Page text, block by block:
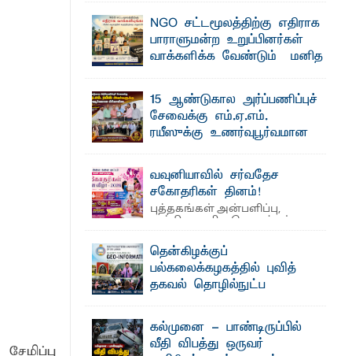
பறிமுதல்
நவீன தொழில்நுட்பமும்
யானைகள்
தங்கப்பதக்கங்கள்,
ஆலோசனைக் கூட்டம்
ஆரம்பம்
தெ ன்கிழக்குப் பல்கலைக்கழகத்தின் கலை
மற்றும் கலாசாரப் பீடத்தின் கல்வி மற்றும்
நிர்வாக வளர்ச்சியில் ...
NGO சட்டமூலத்திற்கு எதிராக
பாராளுமன்ற உறுப்பினர்கள்
வாக்களிக்க வேண்டும் – மனித
அருட்பணி லூக்ஜோன் வேண்டுகோள்
ஜே. எப். காமிலா பேகம்- இ லங்கை
அரசாங்கம் அரசுசாரா அமைப்புகள் (NGO)
தொடர்பான புதிய சட்டமூலத்தை ...
15 ஆண்டுகால அர்ப்பணிப்புச்
சேவைக்கு எம்.ஏ.எம்.
ரயீஸுக்கு உணர்வுபூர்வமான
தெ ன்கிழக்குப் பல்கலைக்கழகத்தின்
நிர்வாக பிரிவிலும் பிரயோக விஞ்ஞான
பீடத்திலும் 15 ஆண்டுகள் ...
வவுனியாவில் சர்வதேச
சகோதரிகள் தினம்!
புத்தகங்கள் அன்பளிப்பு,
அத்தியாவசிய பொருட்கள்
வழங்கல், கவியரங்கம் மற்றும் கலை
நிகழ்ச்சிகளுடன் ...தென்கிழக்குப்
பல்கலைக்கழகத்தில் புவித்
தகவல் தொழில்நுட்ப
ஆரம்பம்: பன்முகக் கல்வியும் நவீன
தொழில்நுட்பமும் காலத்தின் தேவை –
பீடாதிபதி பேராசிரியர் எம். எம். பாஸில்
கல்முனை - பாண்டிருப்பில்
வீதி விபத்து ஒருவர்